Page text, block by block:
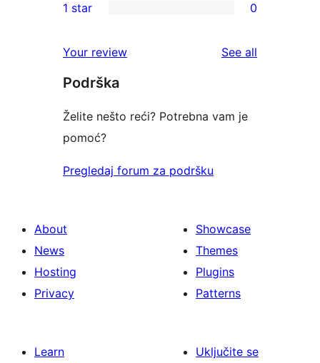
reviews
star
2-
reviews
star
reviews
1 star 0
Your review See all
Podrška
Želite nešto reći? Potrebna vam je
pomoć?
Pregledaj forum za podršku
About
News
Hosting
Privacy
Showcase
Themes
Plugins
Patterns
Learn
Uključite se